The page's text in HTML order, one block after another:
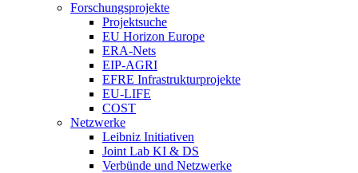
Forschungsprojekte
Projektsuche
EU Horizon Europe
ERA-Nets
EIP-AGRI
EFRE Infrastrukturprojekte
EU-LIFE
COST
Netzwerke
Leibniz Initiativen
Joint Lab KI & DS
Verbünde und Netzwerke